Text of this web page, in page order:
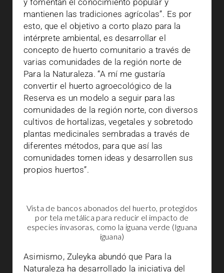
y fomentan el conocimiento popular y
mantienen las tradiciones agrícolas”. Es por
esto, que el objetivo a corto plazo para la
intérprete ambiental, es desarrollar el
concepto de huerto comunitario a través de
varias comunidades de la región norte de
Para la Naturaleza. “A mí me gustaría
convertir el huerto agroecológico de la
Reserva es un modelo a seguir para las
comunidades de la región norte, con diversos
cultivos de hortalizas, vegetales y sobretodo
plantas medicinales sembradas a través de
diferentes métodos, para que así las
comunidades tomen ideas y desarrollen sus
propios huertos”.
Vista de bancos abonados del huerto, protegidos
por tela metálica para reducir el impacto de
especies invasoras, como la iguana verde (Iguana
iguana)
Asimismo, Zuleyka abundó que Para la
Naturaleza ha desarrollado la iniciativa del